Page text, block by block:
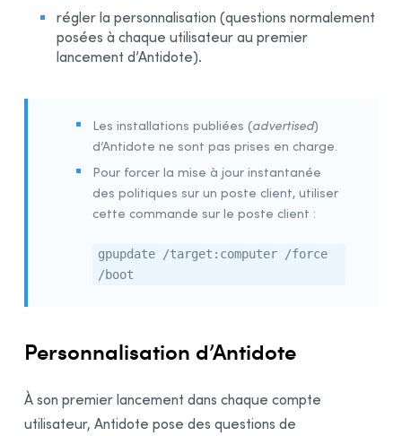
Désinstallation d’Antidote 10
Désinstallation d’Antidote 9
Désinstallation d’Antidote RX
Annexe B : Lexique
Installation des logiciels par l’utilisateur
Envoi des invitations
régler la personnalisation (questions normalement
posées à chaque utilisateur au premier
lancement d’Antidote).
Les installations publiées (advertised)
d’Antidote ne sont pas prises en charge.
Pour forcer la mise à jour instantanée
des politiques sur un poste client, utiliser
cette commande sur le poste client :
gpupdate /target:computer /force
/boot
Personnalisation d’Antidote
À son premier lancement dans chaque compte
utilisateur, Antidote pose des questions de